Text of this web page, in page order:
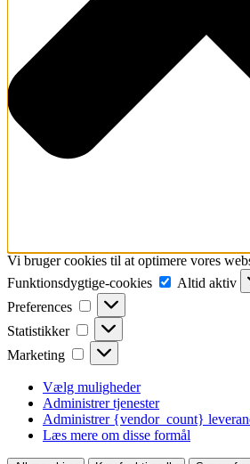
Vi bruger cookies til at optimere vores
Funktionsdygtige-cookies
cookies
Altid aktiv
Preferences
Preferences
Statistikker Statistikker
Marketing Marketing
Vælg muligheder
Administrer tjenester
Administrer {vendor_count}
Læs mere om disse formål